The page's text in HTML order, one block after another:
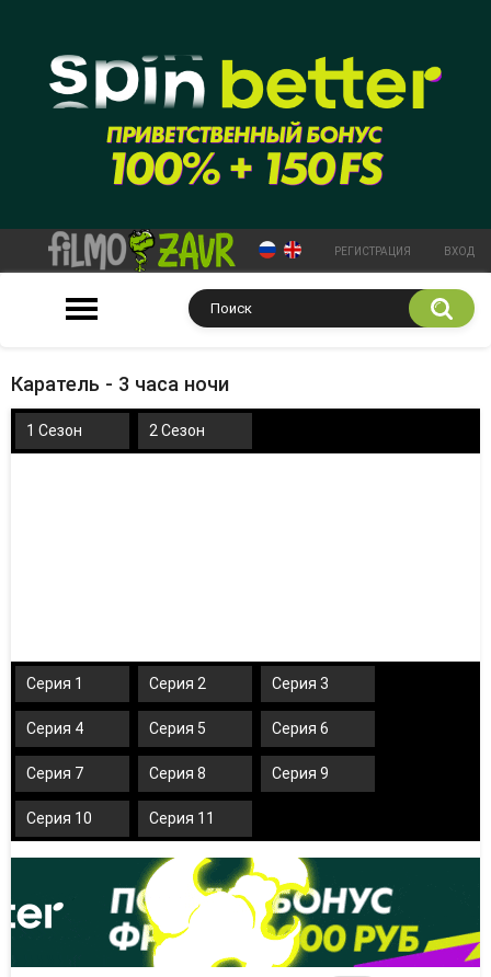
РЕГИСТРАЦИЯ ВХОД
Каратель - 3 часа ночи
1 Сезон 2 Сезон
Серия 1 Серия 2 Серия 3
Серия 4 Серия 5 Серия 6
Серия 7 Серия 8 Серия 9
Серия 10 Серия 11